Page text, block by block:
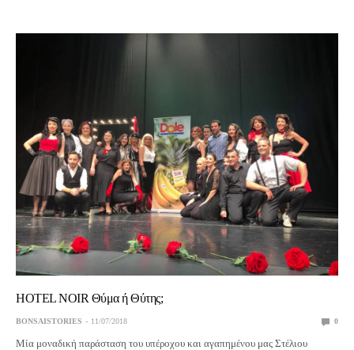
HOTEL NOIR Θύμα ή Θύτης;
BONSAISTORIES 11/07/2018 0
Μία μοναδική παράσταση του υπέροχου και αγαπημένου μας Στέλιου